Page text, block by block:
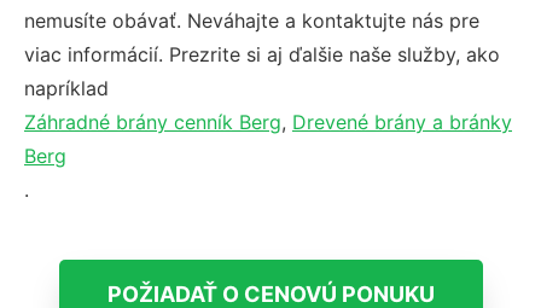
nemusíte obávať. Neváhajte a kontaktujte nás pre
viac informácií. Prezrite si aj ďalšie naše služby, ako
napríklad
Záhradné brány cenník Berg, Drevené brány a bránky
Berg
.
POŽIADAŤ O CENOVÚ PONUKU